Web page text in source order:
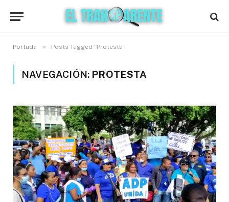
Portada » Posts Tagged "Protesta"
NAVEGACIÓN: PROTESTA